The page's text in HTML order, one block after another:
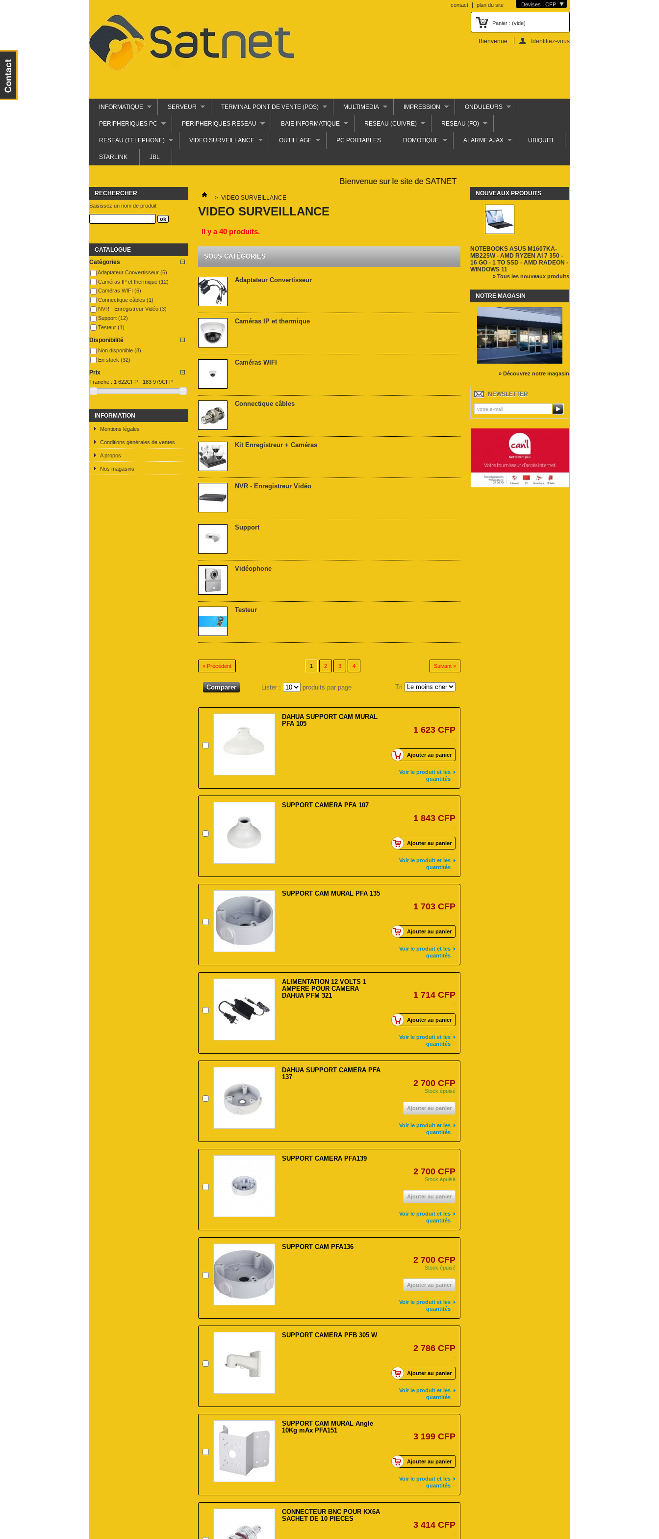
Devises : CFP
contact plan du site
Panier : (vide)
Bienvenue Identifiez-vous
INFORMATIQUE SERVEUR TERMINAL POINT DE VENTE (POS) MULTIMEDIA IMPRESSION ONDULEURS
PERIPHERIQUES PC PERIPHERIQUES RESEAU BAIE INFORMATIQUE RESEAU (CUIVRE) RESEAU (FO)
RESEAU (TELEPHONE) VIDEO SURVEILLANCE OUTILLAGE PC PORTABLES DOMOTIQUE ALARME AJAX UBIQUITI
STARLINK JBL
Bienvenue sur le site de SATNET
RECHERCHER
Saisissez un nom de produit
CATALOGUE
Catégories
Adaptateur Convertisseur (6)
Caméras IP et thermique (12)
Caméras WIFI (6)
Connectique câbles (1)
NVR - Enregistreur Vidéo (3)
Support (12)
Testeur (1)
Disponibilité
Non disponible (8)
En stock (32)
Prix
Tranche : 1 622CFP - 183 979CFP
INFORMATION
Mentions légales
Conditions générales de ventes
A propos
Nos magasins
> VIDEO SURVEILLANCE
VIDEO SURVEILLANCE
Il y a 40 produits.
SOUS-CATÉGORIES
Adaptateur Convertisseur
Caméras IP et thermique
Caméras WIFI
Connectique câbles
Kit Enregistreur + Caméras
NVR - Enregistreur Vidéo
Support
Vidéophone
Testeur
« Précédent 1 2 3 4 Suivant »
Tri
Lister : produits par page
DAHUA SUPPORT CAM MURAL
PFA 105
1 623 CFP
Ajouter au panier
Voir le produit et les
quantités
SUPPORT CAMERA PFA 107
1 843 CFP
Ajouter au panier
Voir le produit et les
quantités
SUPPORT CAM MURAL PFA 135
1 703 CFP
Ajouter au panier
Voir le produit et les
quantités
ALIMENTATION 12 VOLTS 1
AMPERE POUR CAMERA
DAHUA PFM 321
1 714 CFP
Ajouter au panier
Voir le produit et les
quantités
DAHUA SUPPORT CAMERA PFA
137
2 700 CFP
Stock épuisé
Ajouter au panier
Voir le produit et les
quantités
SUPPORT CAMERA PFA139
2 700 CFP
Stock épuisé
Ajouter au panier
Voir le produit et les
quantités
SUPPORT CAM PFA136
2 700 CFP
Stock épuisé
Ajouter au panier
Voir le produit et les
quantités
SUPPORT CAMERA PFB 305 W
2 786 CFP
Ajouter au panier
Voir le produit et les
quantités
SUPPORT CAM MURAL Angle
10Kg mAx PFA151
3 199 CFP
Ajouter au panier
Voir le produit et les
quantités
CONNECTEUR BNC POUR KX6A
SACHET DE 10 PIECES
3 414 CFP
NOUVEAUX PRODUITS
NOTEBOOKS ASUS M1607KA-
MB225W - AMD RYZEN AI 7 350 -
16 GO - 1 TO SSD - AMD RADEON -
WINDOWS 11
» Tous les nouveaux produits
NOTRE MAGASIN
» Découvrez notre magasin
NEWSLETTER